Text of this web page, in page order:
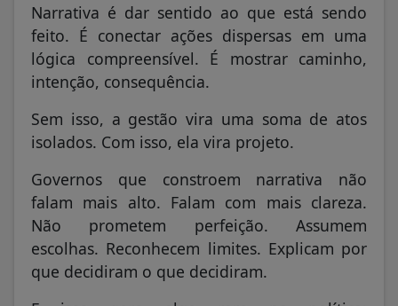
Narrativa é dar sentido ao que está sendo
feito. É conectar ações dispersas em uma
lógica compreensível. É mostrar caminho,
intenção, consequência.
Sem isso, a gestão vira uma soma de atos
isolados. Com isso, ela vira projeto.
Governos que constroem narrativa não
falam mais alto. Falam com mais clareza.
Não prometem perfeição. Assumem
escolhas. Reconhecem limites. Explicam por
que decidiram o que decidiram.